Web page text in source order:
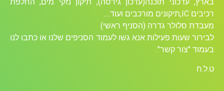
רכיבים ICׁ,תיקונים מורכבים ועוד….
מעבדת סלולר גדרה (הסניף ראשי)
לבירור שעות פעילות אנא גשו לעמוד הסניפים שלנו או כתבו לנו
בעמוד "צור קשר".
ט.ל.ח